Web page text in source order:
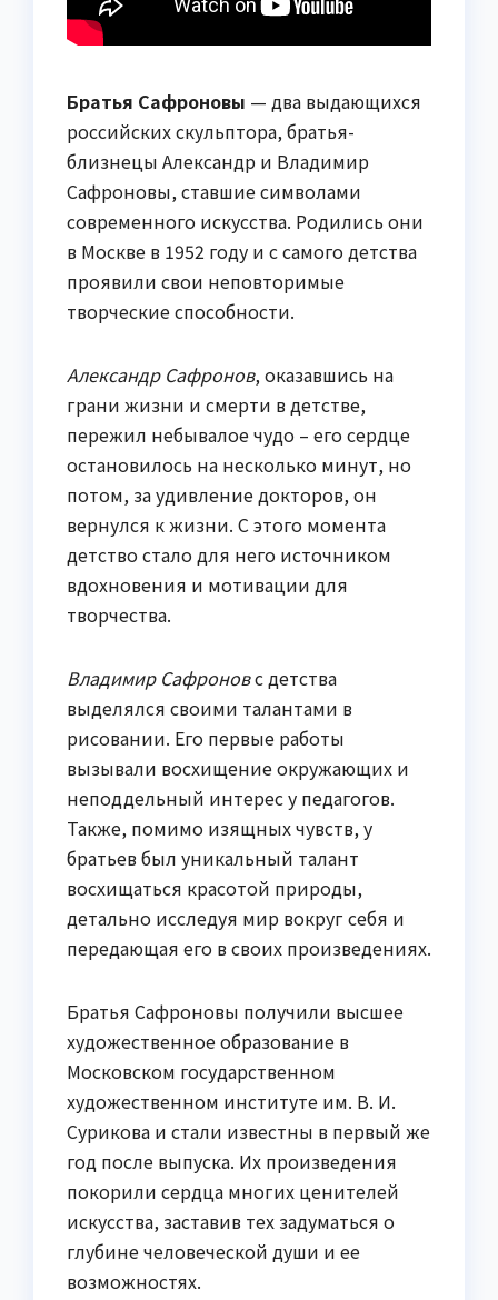
Братья Сафроновы — два выдающихся
российских скульптора, братья-
близнецы Александр и Владимир
Сафроновы, ставшие символами
современного искусства. Родились они
в Москве в 1952 году и с самого детства
проявили свои неповторимые
творческие способности.
Александр Сафронов, оказавшись на
грани жизни и смерти в детстве,
пережил небывалое чудо – его сердце
остановилось на несколько минут, но
потом, за удивление докторов, он
вернулся к жизни. С этого момента
детство стало для него источником
вдохновения и мотивации для
творчества.
Владимир Сафроновс детства
выделялся своими талантами в
рисовании. Его первые работы
вызывали восхищение окружающих и
неподдельный интерес у педагогов.
Также, помимо изящных чувств, у
братьев был уникальный талант
восхищаться красотой природы,
детально исследуя мир вокруг себя и
передающая его в своих произведениях.
Братья Сафроновы получили высшее
художественное образование в
Московском государственном
художественном институте им. В. И.
Сурикова и стали известны в первый же
год после выпуска. Их произведения
покорили сердца многих ценителей
искусства, заставив тех задуматься о
глубине человеческой души и ее
возможностях.